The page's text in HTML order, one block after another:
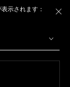
示されます：
ゲーション